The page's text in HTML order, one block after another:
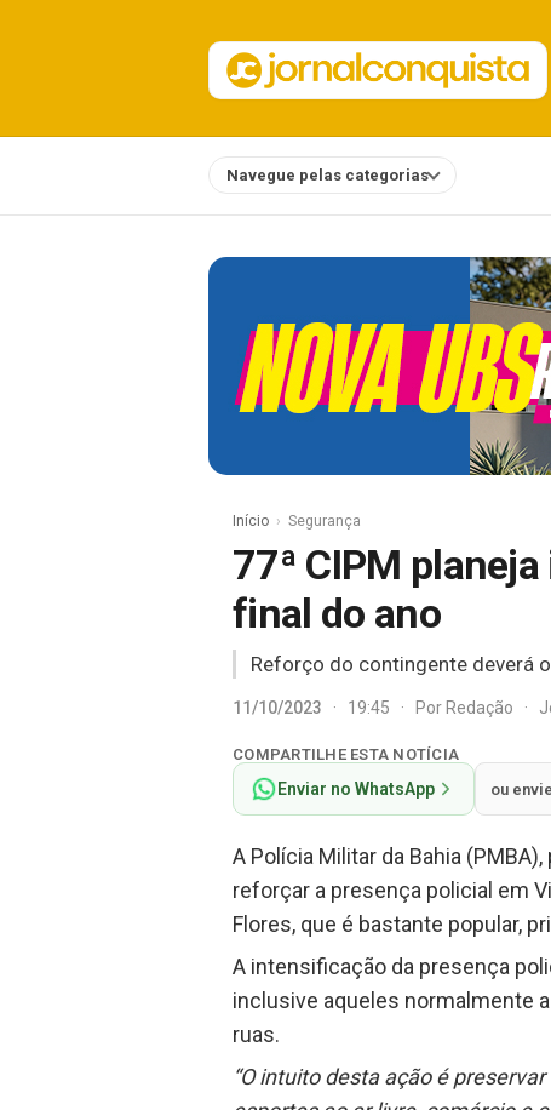
Navegue pelas categorias
Início Segurança
77ª CIPM
final do ano
Reforço do contingente deverá
11/10/2023 · 19:45 · PorRedação ·
COMPARTILHE ESTA NOTÍCIA
Enviar no WhatsApp ou
A Polícia Militar da Bahia
reforçar a presença policial em
Flores, que é bastante popular,
A intensificação da presença
inclusive aqueles normalmente
ruas.
“O intuito desta ação é